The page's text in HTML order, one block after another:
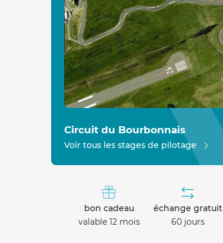
Circuit du Bourbonnais
Voir tous les stages de pilotage
bon cadeau
valable 12 mois
échange gratuit
60 jours